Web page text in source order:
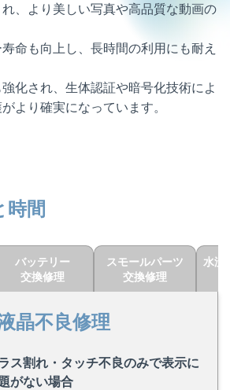
、より美しい写真や高品質な動画の
命も向上し、長時間の利用にも耐え
化され、生体認証や暗号化技術によ
より確実になっています。
時間
バッテリー
交換修理
スモールパーツ
交換修理
水没
晶不良修理
ス割れ・タッチ不良のみで表示に
がない場合